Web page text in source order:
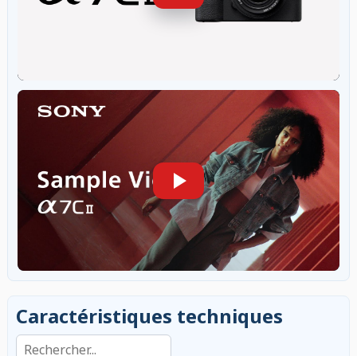
Caractéristiques techniques
Rechercher dans les caractéristiques